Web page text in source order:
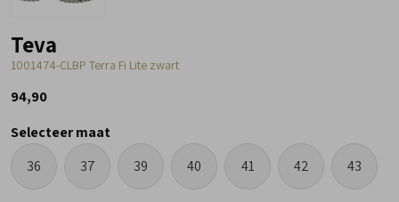
Teva
1001474-CLBP Terra Fi Lite zwart
94,90
Selecteer maat
36
37 39 40 41 42 43